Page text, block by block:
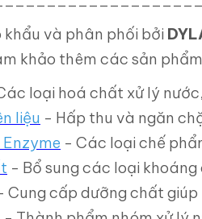
và phân phối bởi
khảo thêm các sản
loại hoá chất xử lý
liệu - Hấp thu và ngăn
- Các loại chế
- Bổ sung các loại
Cung cấp dưỡng chất